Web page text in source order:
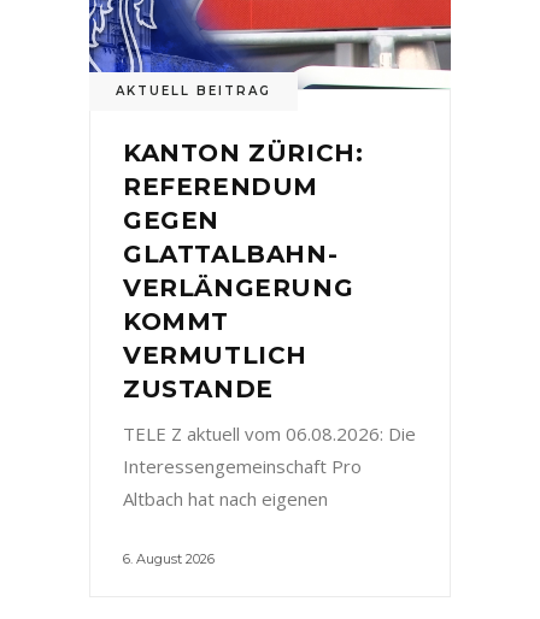
AKTUELL BEITRAG
KANTON ZÜRICH:
REFERENDUM
GEGEN
GLATTALBAHN-
VERLÄNGERUNG
KOMMT
VERMUTLICH
ZUSTANDE
TELE Z aktuell vom 06.08.2026: Die
Interessengemeinschaft Pro
Altbach hat nach eigenen
6. August 2026